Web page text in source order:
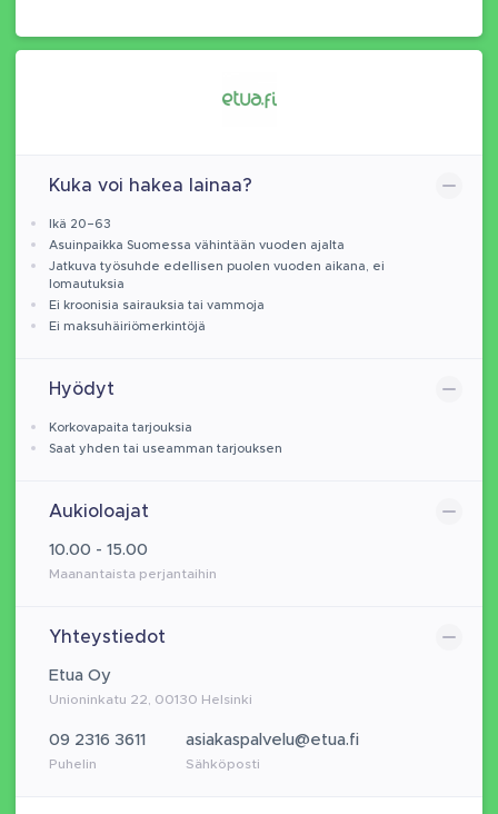
Kuka voi hakea lainaa?
Ikä 20–63
Asuinpaikka Suomessa vähintään vuoden ajalta
Jatkuva työsuhde edellisen puolen vuoden aikana, ei
lomautuksia
Ei kroonisia sairauksia tai vammoja
Ei maksuhäiriömerkintöjä
Hyödyt
Korkovapaita tarjouksia
Saat yhden tai useamman tarjouksen
Aukioloajat
10.00 - 15.00
Maanantaista perjantaihin
Yhteystiedot
Etua Oy
Unioninkatu 22, 00130 Helsinki
09 2316 3611
Puhelin
asiakaspalvelu@etua.fi
Sähköposti